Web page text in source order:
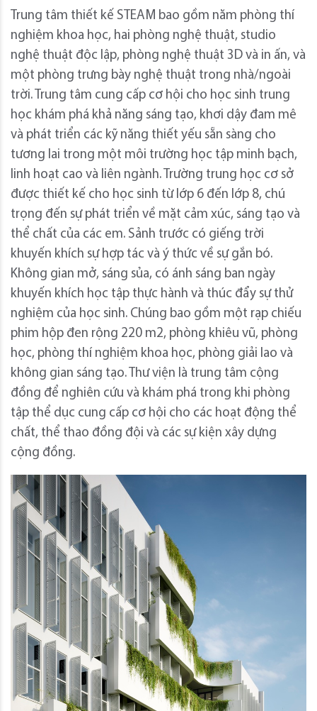
Trung tâm thiết kế STEAM bao gồm năm phòng thí
nghiệm khoa học, hai phòng nghệ thuật, studio
nghệ thuật độc lập, phòng nghệ thuật 3D và in ấn, và
một phòng trưng bày nghệ thuật trong nhà/ngoài
trời. Trung tâm cung cấp cơ hội cho học sinh trung
học khám phá khả năng sáng tạo, khơi dậy đam mê
và phát triển các kỹ năng thiết yếu sẵn sàng cho
tương lai trong một môi trường học tập minh bạch,
linh hoạt cao và liên ngành. Trường trung học cơ sở
được thiết kế cho học sinh từ lớp 6 đến lớp 8, chú
trọng đến sự phát triển về mặt cảm xúc, sáng tạo và
thể chất của các em. Sảnh trước có giếng trời
khuyến khích sự hợp tác và ý thức về sự gắn bó.
Không gian mở, sáng sủa, có ánh sáng ban ngày
khuyến khích học tập thực hành và thúc đẩy sự thử
nghiệm của học sinh. Chúng bao gồm một rạp chiếu
phim hộp đen rộng 220 m2, phòng khiêu vũ, phòng
học, phòng thí nghiệm khoa học, phòng giải lao và
không gian sáng tạo. Thư viện là trung tâm cộng
đồng để nghiên cứu và khám phá trong khi phòng
tập thể dục cung cấp cơ hội cho các hoạt động thể
chất, thể thao đồng đội và các sự kiện xây dựng
cộng đồng.